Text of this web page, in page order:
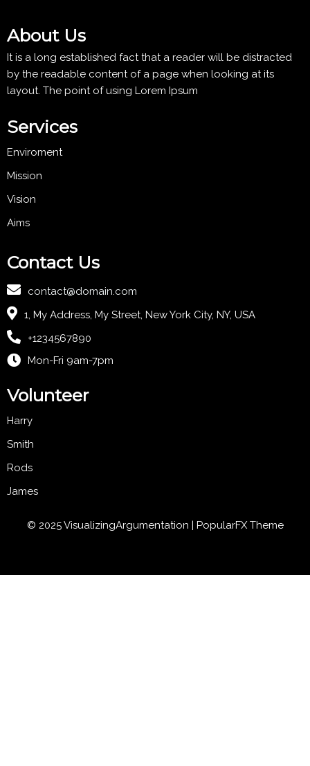
About Us
It is a long established fact that a reader will be distracted
by the readable content of a page when looking at its
layout. The point of using Lorem Ipsum
Services
Enviroment
Mission
Vision
Aims
Contact Us
contact@domain.com
1, My Address, My Street, New York City, NY, USA
+1234567890
Mon-Fri 9am-7pm
Volunteer
Harry
Smith
Rods
James
© 2025 VisualizingArgumentation | PopularFX Theme